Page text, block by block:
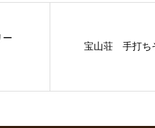
ー
宝山荘 手打ち